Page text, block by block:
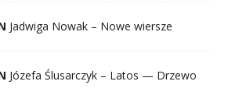
Jadwiga Nowak – Nowe wiersze
Józefa Ślusarczyk – Latos — Drzewo